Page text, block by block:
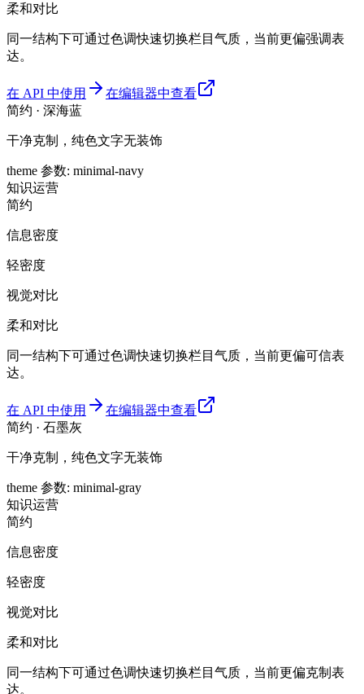
柔和对比
同一结构下可通过色调快速切换栏目气质，当前更偏强调表
达。
在 API 中使用
在编辑器中查看
简约 · 深海蓝
干净克制，纯色文字无装饰
theme 参数: minimal-navy
知识运营
简约
信息密度
轻密度
视觉对比
柔和对比
同一结构下可通过色调快速切换栏目气质，当前更偏可信表
达。
在 API 中使用
在编辑器中查看
简约 · 石墨灰
干净克制，纯色文字无装饰
theme 参数: minimal-gray
知识运营
简约
信息密度
轻密度
视觉对比
柔和对比
同一结构下可通过色调快速切换栏目气质，当前更偏克制表
达。